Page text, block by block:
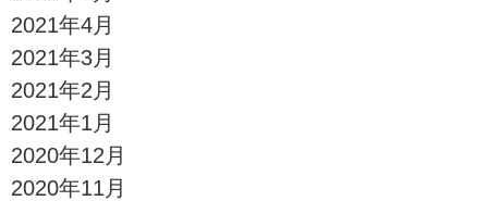
2021年4月
2021年3月
2021年2月
2021年1月
2020年12月
2020年11月